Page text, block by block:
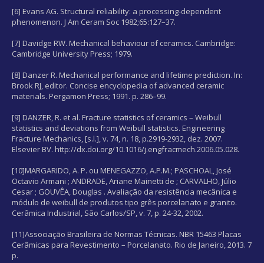
[6] Evans AG. Structural reliability: a processing-dependent
phenomenon. J Am Ceram Soc 1982;65:127–37.
[7] Davidge RW. Mechanical behaviour of ceramics. Cambridge:
Cambridge University Press; 1979.
[8] Danzer R. Mechanical performance and lifetime prediction. In:
Brook RJ, editor. Concise encyclopedia of advanced ceramic
materials. Pergamon Press; 1991. p. 286–99.
[9] DANZER, R. et al. Fracture statistics of ceramics – Weibull
statistics and deviations from Weibull statistics. Engineering
Fracture Mechanics, [s.l.], v. 74, n. 18, p.2919-2932, dez. 2007.
Elsevier BV. http://dx.doi.org/10.1016/j.engfracmech.2006.05.028.
[10]MARGARIDO, A. P. ou MENEGAZZO, A.P.M.; PASCHOAL, José
Octavio Armani ; ANDRADE, Ariane Mainetti de ; CARVALHO, Júlio
Cesar ; GOUVÊA, Douglas . Avaliação da resistência mecânica e
módulo de weibull de produtos tipo grês porcelanato e granito.
Cerâmica Industrial, São Carlos/SP, v. 7, p. 24-32, 2002.
[11]Associação Brasileira de Normas Técnicas. NBR 15463 Placas
Cerâmicas para Revestimento – Porcelanato. Rio de Janeiro, 2013. 7
p.